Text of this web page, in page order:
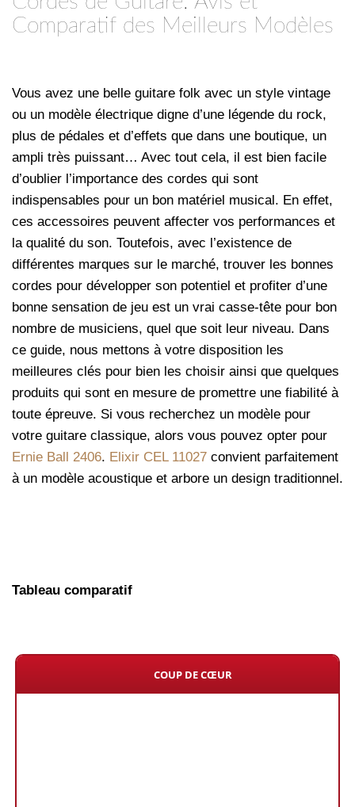
Comparatif des Meilleurs Modèles
Vous avez une belle guitare folk avec un style vintage
ou un modèle électrique digne d’une légende du rock,
plus de pédales et d’effets que dans une boutique, un
ampli très puissant… Avec tout cela, il est bien facile
d’oublier l’importance des cordes qui sont
indispensables pour un bon matériel musical. En effet,
ces accessoires peuvent affecter vos performances et
la qualité du son. Toutefois, avec l’existence de
différentes marques sur le marché, trouver les bonnes
cordes pour développer son potentiel et profiter d’une
bonne sensation de jeu est un vrai casse-tête pour bon
nombre de musiciens, quel que soit leur niveau. Dans
ce guide, nous mettons à votre disposition les
meilleures clés pour bien les choisir ainsi que quelques
produits qui sont en mesure de promettre une fiabilité à
toute épreuve. Si vous recherchez un modèle pour
votre guitare classique, alors vous pouvez opter pour
Ernie Ball 2406. Elixir CEL 11027 convient parfaitement
à un modèle acoustique et arbore un design traditionnel.
Tableau comparatif
COUP DE CŒUR